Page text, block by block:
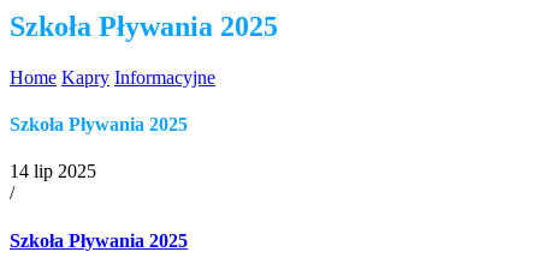
Szkoła Pływania 2025
Home Kapry Informacyjne
Szkoła Pływania 2025
14 lip 2025
/
Szkoła Pływania 2025